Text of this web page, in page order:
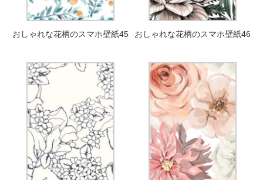
おしゃれな花柄のスマホ壁紙45 おしゃれな花柄のスマホ壁紙46